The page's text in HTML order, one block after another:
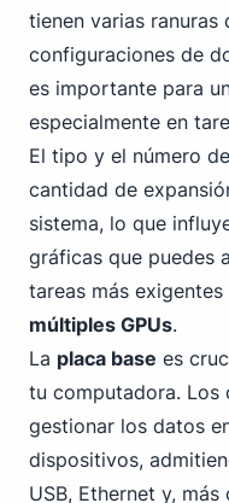
tienen varias ranuras
configuraciones de
es importante para
especialmente en
El tipo y el número
cantidad de
sistema, lo que
gráficas que puedes
tareas más
múltiples GPUs.
La placa base es
tu computadora. Los
gestionar los datos
dispositivos,
USB, Ethernet y, más